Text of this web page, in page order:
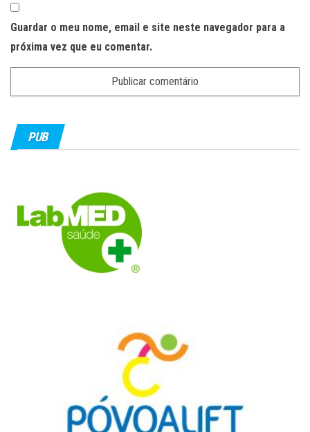
Guardar o meu nome, email e site neste navegador para a
próxima vez que eu comentar.
PUB